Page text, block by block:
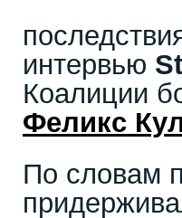
интервью
Коалиции
Феликс
По словам